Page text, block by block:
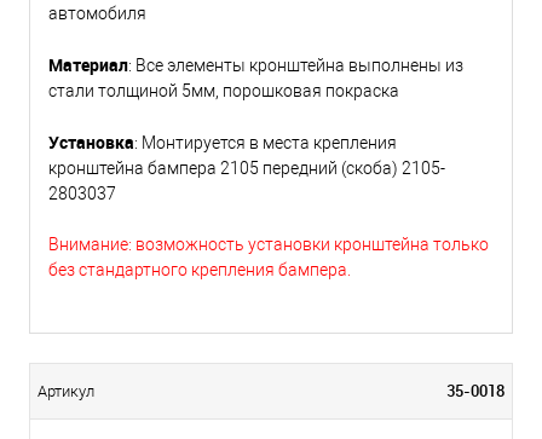
автомобиля
Материал: Все элементы кронштейна выполнены из
стали толщиной 5мм, порошковая покраска
Установка: Монтируется в места крепления
кронштейна бампера 2105 передний (скоба) 2105-
2803037
Внимание: возможность установки кронштейна только
без стандартного крепления бампера.
Артикул 35-0018